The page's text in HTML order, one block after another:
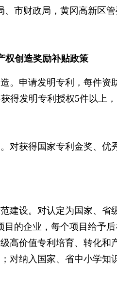
、市财政局，黄冈高新区
权创造奖励补贴政策
。申请发明专利，每件资
得发明专利授权5件以上
对获得国家专利金奖、
建设。对认定为国家、
目的企业，每个项目给予
高价值专利培育、转化
对纳入国家、省中小学